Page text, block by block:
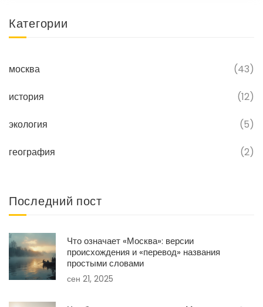
Категории
москва (43)
история (12)
экология (5)
география (2)
Последний пост
Что означает «Москва»: версии
происхождения и «перевод» названия
простыми словами
сен 21, 2025